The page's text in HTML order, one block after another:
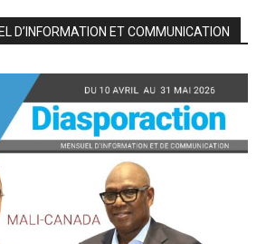
D’INFORMATION ET COMMUNICATION